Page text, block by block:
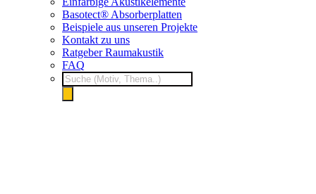
Basotect® Absorberplatten
Beispiele aus unseren Projekte
Kontakt zu uns
Ratgeber Raumakustik
FAQ
Products
search